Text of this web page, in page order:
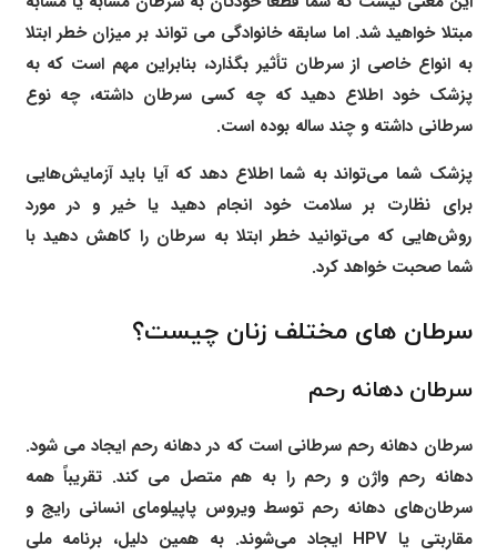
مبتلا خواهید شد. اما سابقه خانوادگی می تواند بر میزان خطر ابتلا
به انواع خاصی از سرطان تأثیر بگذارد، بنابراین مهم است که به
پزشک خود اطلاع دهید که چه کسی سرطان داشته، چه نوع
سرطانی داشته و چند ساله بوده است.
پزشک شما می‌تواند به شما اطلاع دهد که آیا باید آزمایش‌هایی
برای نظارت بر سلامت خود انجام دهید یا خیر و در مورد
روش‌هایی که می‌توانید خطر ابتلا به سرطان را کاهش دهید با
شما صحبت خواهد کرد.
سرطان های مختلف زنان چیست؟
سرطان دهانه رحم
سرطان دهانه رحم سرطانی است که در دهانه رحم ایجاد می شود.
دهانه رحم واژن و رحم را به هم متصل می کند. تقریباً همه
سرطان‌های دهانه رحم توسط ویروس پاپیلومای انسانی رایج و
مقاربتی یا HPV ایجاد می‌شوند. به همین دلیل، برنامه ملی